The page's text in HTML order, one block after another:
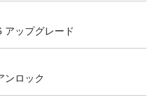
アップグレード
ンロック